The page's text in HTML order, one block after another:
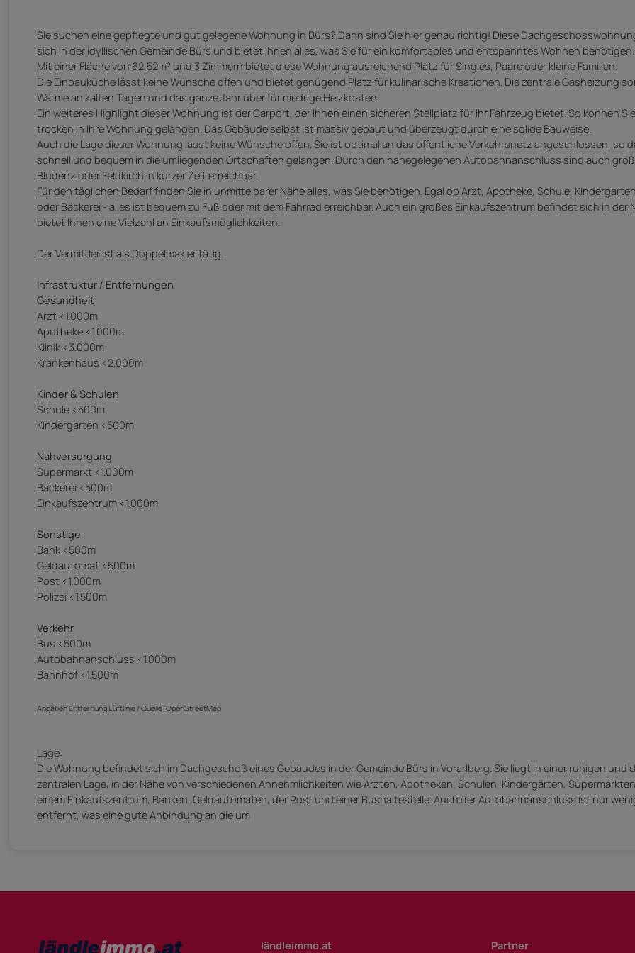
Sie suchen eine gepflegte und gut gelegene Wohnung in Bürs? Dann sind Sie hier genau richtig! Diese
sich in der idyllischen Gemeinde Bürs und bietet Ihnen alles, was Sie für ein komfortables und entspanntes Wohnen benötigen.
Mit einer Fläche von 62,52m² und 3 Zimmern bietet diese Wohnung ausreichend Platz für Singles, Paare oder kleine Familien.
Die Einbauküche lässt keine Wünsche offen und bietet genügend Platz für kulinarische Kreationen. Die zentrale Gasheizung
Wärme an kalten Tagen und das ganze Jahr über für niedrige Heizkosten.
Ein weiteres Highlight dieser Wohnung ist der Carport, der Ihnen einen sicheren Stellplatz für Ihr Fahrzeug bietet. So können
trocken in Ihre Wohnung gelangen. Das Gebäude selbst ist massiv gebaut und überzeugt durch eine solide Bauweise.
Auch die Lage dieser Wohnung lässt keine Wünsche offen. Sie ist optimal an das öffentliche Verkehrsnetz angeschlossen, so
schnell und bequem in die umliegenden Ortschaften gelangen. Durch den nahegelegenen Autobahnanschluss sind auch
Bludenz oder Feldkirch in kurzer Zeit erreichbar.
Für den täglichen Bedarf finden Sie in unmittelbarer Nähe alles, was Sie benötigen. Egal ob Arzt, Apotheke, Schule,
oder Bäckerei - alles ist bequem zu Fuß oder mit dem Fahrrad erreichbar. Auch ein großes Einkaufszentrum befindet sich in der
bietet Ihnen eine Vielzahl an Einkaufsmöglichkeiten.
Der Vermittler ist als Doppelmakler tätig.
Infrastruktur / Entfernungen
Gesundheit
Arzt <1.000m
Apotheke <1.000m
Klinik <3.000m
Krankenhaus <2.000m
Kinder & Schulen
Schule <500m
Kindergarten <500m
Nahversorgung
Supermarkt <1.000m
Bäckerei <500m
Einkaufszentrum <1.000m
Sonstige
Bank <500m
Geldautomat <500m
Post <1.000m
Polizei <1.500m
Verkehr
Bus <500m
Autobahnanschluss <1.000m
Bahnhof <1.500m
Angaben Entfernung Luftlinie / Quelle: OpenStreetMap
Lage:
Die Wohnung befindet sich im Dachgeschoß eines Gebäudes in der Gemeinde Bürs in Vorarlberg. Sie liegt in einer ruhigen und
zentralen Lage, in der Nähe von verschiedenen Annehmlichkeiten wie Ärzten, Apotheken, Schulen, Kindergärten,
einem Einkaufszentrum, Banken, Geldautomaten, der Post und einer Bushaltestelle. Auch der Autobahnanschluss ist nur
entfernt, was eine gute Anbindung an die um
ländleimmo.at Partner